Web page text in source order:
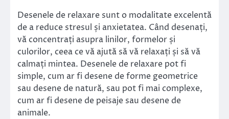
Desenele de relaxare sunt o modalitate excelentă
de a reduce stresul și anxietatea. Când desenați,
vă concentrați asupra linilor, formelor și
culorilor, ceea ce vă ajută să vă relaxați și să vă
calmați mintea. Desenele de relaxare pot fi
simple, cum ar fi desene de forme geometrice
sau desene de natură, sau pot fi mai complexe,
cum ar fi desene de peisaje sau desene de
animale.